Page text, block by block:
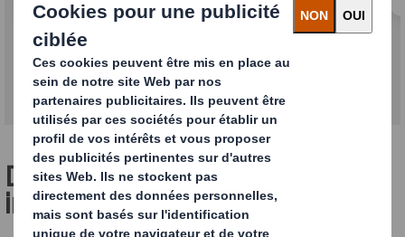
Déclaration d’assurance
indépendante